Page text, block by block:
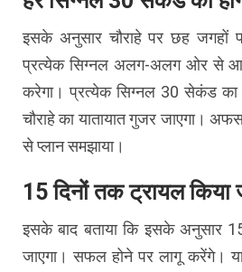
इसके अनुसार चौराहे पर छह जगहों
प्रत्येक सिग्नल अलग-अलग ओर से आने
करेगा। प्रत्येक सिग्नल 30 सेकंड
चौराहे का यातायात गुजर जाएगा।
से प्लान समझाया।
15 दिनों तक ट्रायल किया
इसके बाद बताया कि इसके अनुसार
जाएगा। सफल होने पर लागू करेंगे।